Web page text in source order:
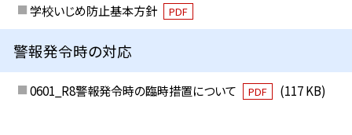
学校いじめ防止基本方針 PDF
警報発令時の対応
0601_R8警報発令時の臨時措置について PDF (117 KB)